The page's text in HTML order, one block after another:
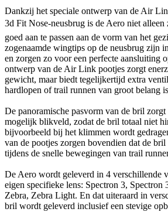
Dankzij het speciale ontwerp van de Air
3d Fit Nose-neusbrug is de Aero niet
goed aan te passen aan de vorm van het
zogenaamde wingtips op de neusbrug zijn
en zorgen zo voor een perfecte aansluiting
ontwerp van de Air Link pootjes zorgt
gewicht, maar biedt tegelijkertijd extra
hardlopen of trail runnen van groot belang
De panoramische pasvorm van de bril zorgt
mogelijk blikveld, zodat de bril totaal niet
bijvoorbeeld bij het klimmen wordt
van de pootjes zorgen bovendien dat de
tijdens de snelle bewegingen van trail
De Aero wordt geleverd in 4 verschillende
eigen specifieke lens: Spectron 3, Spectron
Zebra, Zebra Light. En dat uiteraard in
bril wordt geleverd inclusief een stevige